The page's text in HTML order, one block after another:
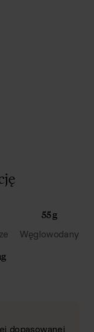
55 g
Węglowodany
dopasowanej